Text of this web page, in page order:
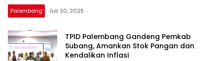
Palembang Juli 30, 2025
TPID Palembang Gandeng Pemkab
Subang, Amankan Stok Pangan dan
Kendalikan Inflasi